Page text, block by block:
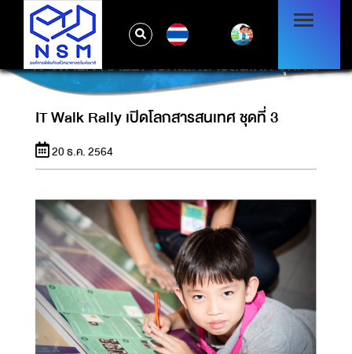
IT WALK RALLY เปิดโลกสารสนเทศ ชุดที่ 3
IT Walk Rally เปิดโลกสารสนเทศ ชุดที่ 3
20 ธ.ค. 2564